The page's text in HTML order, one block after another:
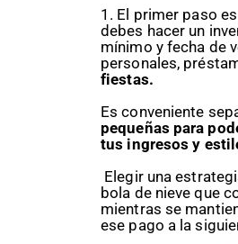
1. El primer paso
debes hacer un
mínimo y fecha de
personales,
fiestas.
Es conveniente
pequeñas para
tus ingresos y
Elegir una
bola de nieve que
mientras se
ese pago a la